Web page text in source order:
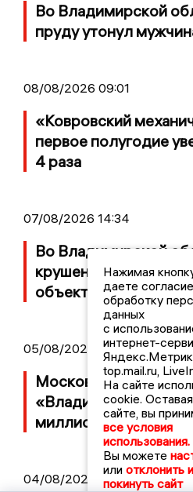
Во Владимирской
пруду утонул
08/08/2026 09:01
«Ковровский
первое полугодие
4 раза
07/08/2026 14:34
Во Владимирской
крушение
объект
05/08/2026 08:30
Московский ЧОП
«Владимирскому
миллионов рублей
04/08/2026 15:40
Нажимая
даете
обработку
данных
с
интернет-
top.mail.ru,
На сайте
cookie.
сайте, вы
все условия
использования.
Вы можете
или отклонить и
покинуть сайт